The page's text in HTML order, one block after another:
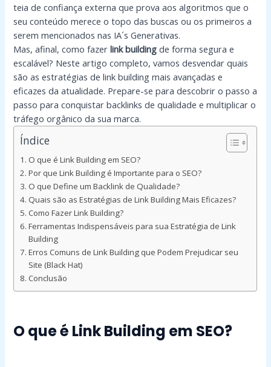
teia de confiança externa que prova aos algoritmos que o
seu conteúdo merece o topo das buscas ou os primeiros a
serem mencionados nas IA´s Generativas.
Mas, afinal, como fazerlink building de forma segura e
escalável? Neste artigo completo, vamos desvendar quais
são as estratégias de link building mais avançadas e
eficazes da atualidade. Prepare-se para descobrir o passo a
passo para conquistar backlinks de qualidade e multiplicar o
tráfego orgânico da sua marca.
Índice
O que é Link Building em SEO?
Por que Link Building é Importante para o SEO?
O que Define um Backlink de Qualidade?
Quais são as Estratégias de Link Building Mais Eficazes?
Como Fazer Link Building?
Ferramentas Indispensáveis para sua Estratégia de Link
Building
Erros Comuns de Link Building que Podem Prejudicar seu
Site (Black Hat)
Conclusão
O que é Link Building em SEO?